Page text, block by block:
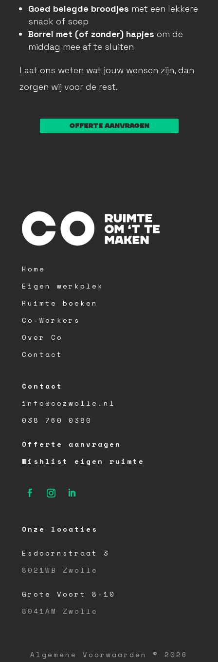
Goed belegde broodjes met een lekkere
snack of soep
Borrel met (of zonder) hapjes om de
middag mee af te sluiten
Laat ons weten wat jouw wensen zijn, dan
zorgen wij voor de rest.
Offerte aanvragen
Home
Eigen werkplek
Ruimte boeken
Co-Workers
Over Co
Contact
Contact
info@cozwolle.nl
038 760 0380
Offerte aanvragen
Wishlist eigen ruimte
Onze locaties
Esdoornstraat 3
8021WB Zwolle
Grote Voort 8-10
8041AM Zwolle
Algemene Voorwaarden © 2026